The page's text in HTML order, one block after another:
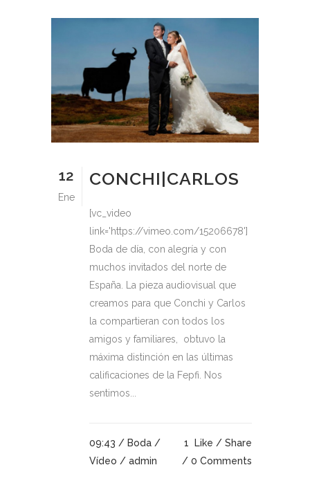
12
Ene
CONCHI|CARLOS
[vc_video
link='https://vimeo.com/15206678']
Boda de día, con alegría y con
muchos invitados del norte de
España. La pieza audiovisual que
creamos para que Conchi y Carlos
la compartieran con todos los
amigos y familiares, obtuvo la
máxima distinción en las últimas
calificaciones de la Fepfi. Nos
sentimos...
09:43 / Boda /
Vídeo / admin
1 Like
Share
0 Comments